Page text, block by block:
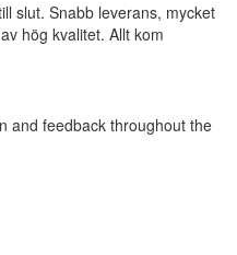
slut. Snabb leverans, mycket
hög kvalitet. Allt kom
and feedback throughout the